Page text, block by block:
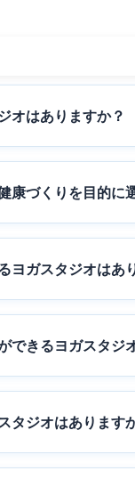
オはありますか？
康づくりを目的に
ヨガスタジオはあ
できるヨガスタジ
タジオはあります